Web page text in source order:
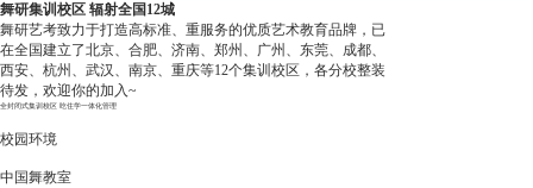
舞研集训校区 辐射全国12城
舞研艺考致力于打造高标准、重服务的优质艺术教育品牌，已
在全国建立了北京、合肥、济南、郑州、广州、东莞、成都、
西安、杭州、武汉、南京、重庆等12个集训校区，各分校整装
待发，欢迎你的加入~
全封闭式集训校区 吃住学一体化管理
校园环境
中国舞教室